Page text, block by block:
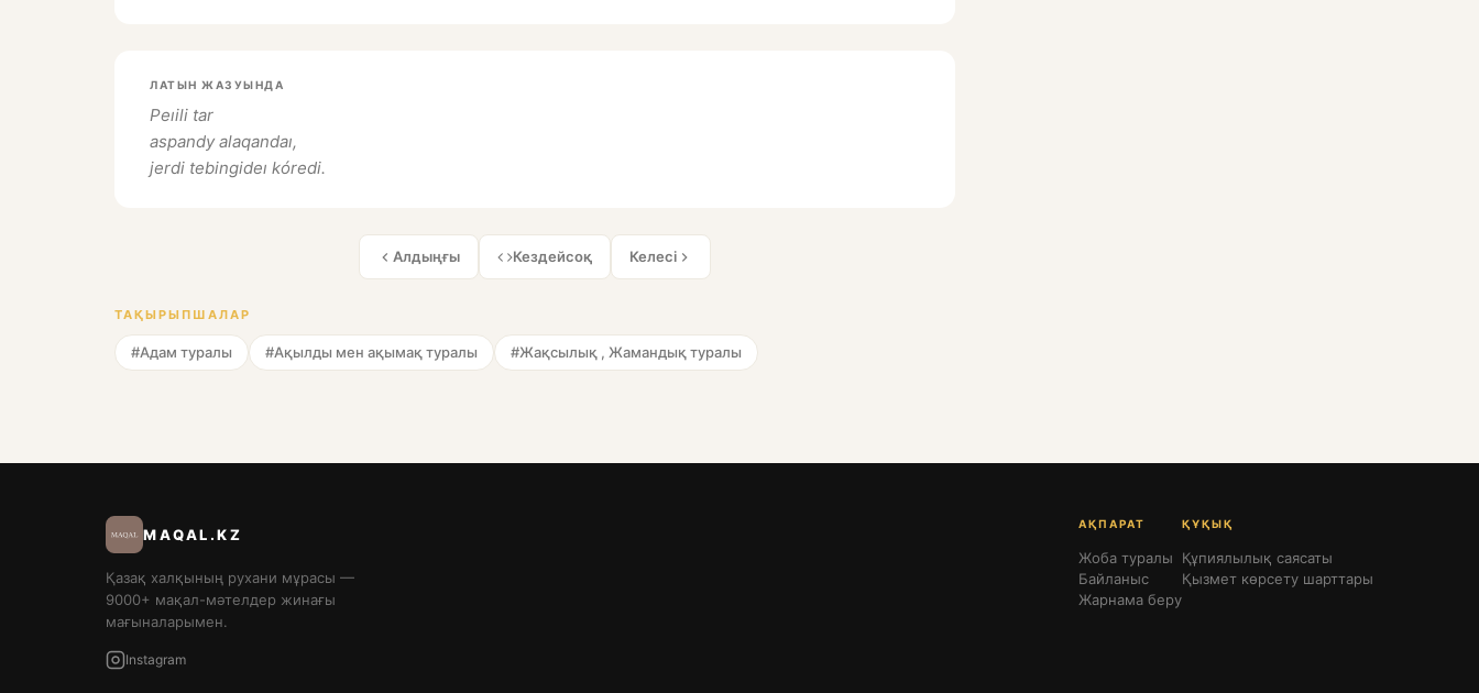
ЛАТЫН ЖАЗУЫНДА
Peıili tar
aspandy alaqandaı,
jerdi tebingideı kóredi.
Алдыңғы Кездейсоқ Келесі
ТАҚЫРЫПШАЛАР
#Адам туралы #Ақылды мен ақымақ туралы #Жақсылық , Жамандық туралы
MAQAL.KZ
Қазақ халқының рухани мұрасы —
9000+ мақал-мәтелдер жинағы
мағыналарымен.
Instagram
АҚПАРАТ
Жоба туралы
Байланыс
Жарнама беру
ҚҰҚЫҚ
Құпиялылық саясаты
Қызмет көрсету шарттары